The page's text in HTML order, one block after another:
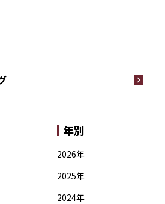
年別
2026年
2025年
2024年